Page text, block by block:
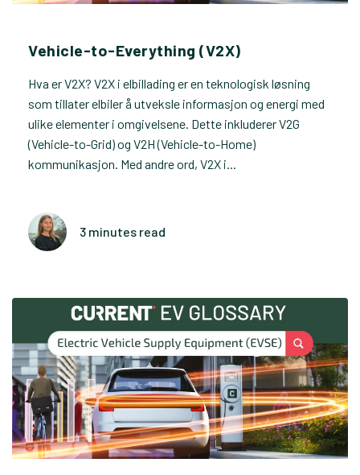
Vehicle-to-Everything (V2X)
Hva er V2X? V2X i elbillading er en teknologisk løsning
som tillater elbiler å utveksle informasjon og energi med
ulike elementer i omgivelsene. Dette inkluderer V2G
(Vehicle-to-Grid) og V2H (Vehicle-to-Home)
kommunikasjon. Med andre ord, V2X i...
3 minutes read